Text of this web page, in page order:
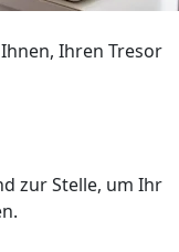
Ihren Tresor
zur Stelle, um Ihr